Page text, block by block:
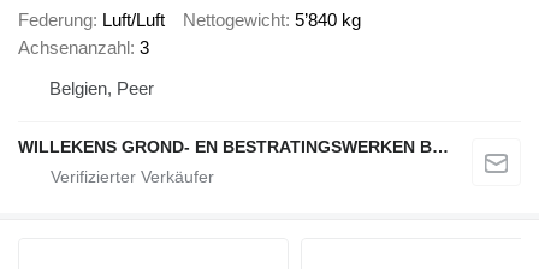
Federung Luft/Luft Nettogewicht 5’840 kg
Achsenanzahl 3
Belgien, Peer
WILLEKENS GROND- EN BESTRATINGSWERKEN BVBA